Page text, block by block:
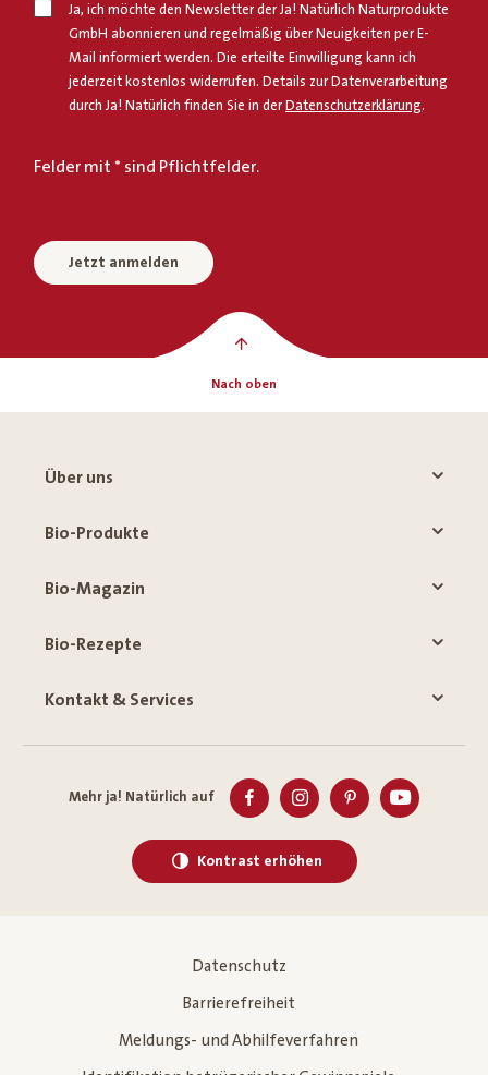
Ja, ich möchte den Newsletter der Ja! Natürlich Naturprodukte
GmbH abonnieren und regelmäßig über Neuigkeiten per E-
Mail informiert werden. Die erteilte Einwilligung kann ich
jederzeit kostenlos widerrufen. Details zur Datenverarbeitung
durch Ja! Natürlich finden Sie in derDatenschutzerklärung.
Felder mit * sind Pflichtfelder.
Jetzt anmelden
Nach oben
Über uns
Bio-Produkte
Bio-Magazin
Bio-Rezepte
Kontakt & Services
Mehr ja! Natürlich auf
Kontrast erhöhen
Datenschutz
Barrierefreiheit
Meldungs- und Abhilfeverfahren